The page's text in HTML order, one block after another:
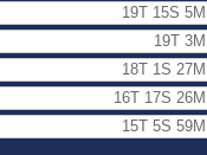
19T 15S 5M
19T 3M
18T 1S 27M
16T 17S 26M
15T 5S 59M